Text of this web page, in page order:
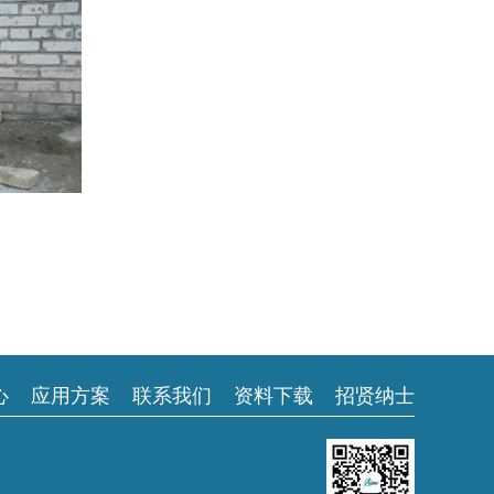
应用方案 联系我们 资料下载 招贤纳士